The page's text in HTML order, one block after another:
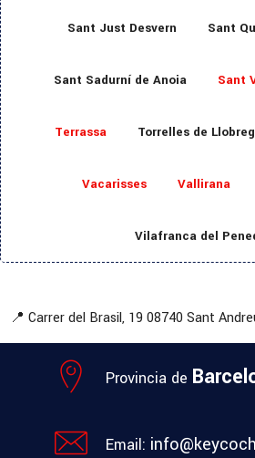
Sant Just Desvern Sant
Sant Sadurní de Anoia Sant
Terrassa Torrelles de
Vacarisses Vallirana
Vilafranca del
📍 Carrer del Brasil, 19 08740 Sant
Provincia de
Email: